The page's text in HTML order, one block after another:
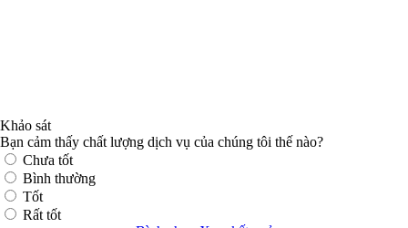
Khảo sát
Bạn cảm thấy chất lượng dịch vụ của chúng tôi thế nào?
Chưa tốt
Bình thường
Tốt
Rất tốt